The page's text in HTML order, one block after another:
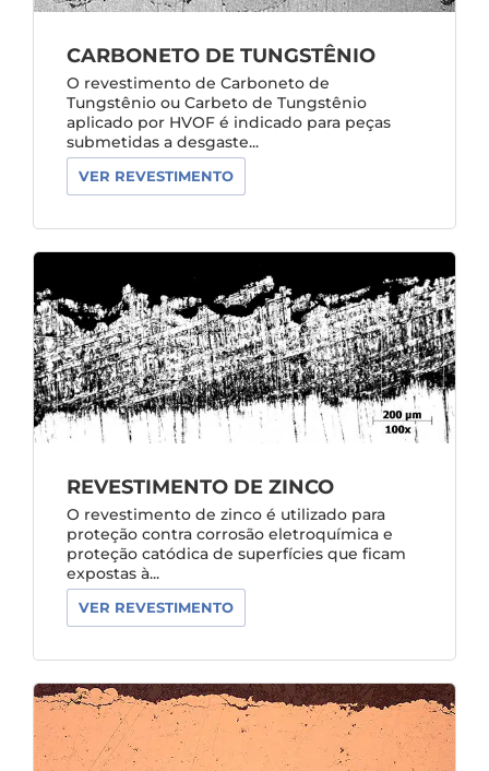
CARBONETO DE TUNGSTÊNIO
O revestimento de Carboneto de
Tungstênio ou Carbeto de Tungstênio
aplicado por HVOF é indicado para peças
submetidas a desgaste...
VER REVESTIMENTO
REVESTIMENTO DE ZINCO
O revestimento de zinco é utilizado para
proteção contra corrosão eletroquímica e
proteção catódica de superfícies que ficam
expostas à...
VER REVESTIMENTO